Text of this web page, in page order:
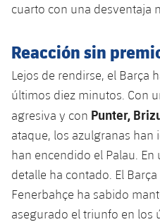
cuarto con una desventaja
Reacción sin
Lejos de rendirse, el Barça
últimos diez minutos. Con
agresiva y con Punter,
ataque, los azulgranas
han encendido el Palau.
detalle ha contado. El
Fenerbahçe ha sabido
asegurado el triunfo en los